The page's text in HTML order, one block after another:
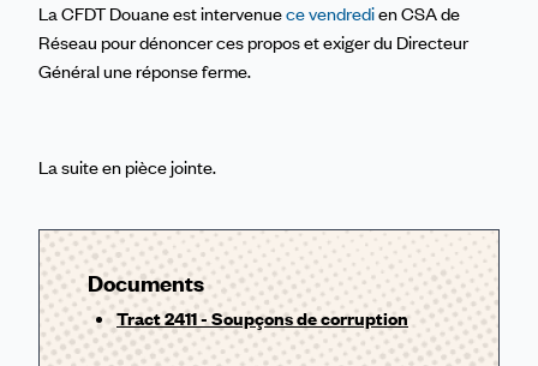
La CFDT Douane est intervenuece vendredien CSA de
Réseau pour dénoncer ces propos et exiger du Directeur
Général une réponse ferme.
La suite en pièce jointe.
Documents
Tract 2411 - Soupçons de corruption